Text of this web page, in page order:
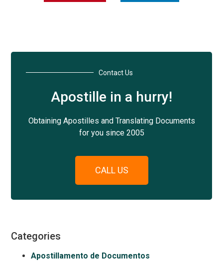
Contact Us
Apostille in a hurry!
Obtaining Apostilles and Translating Documents
for you since 2005
CALL US
Categories
Apostillamento de Documentos